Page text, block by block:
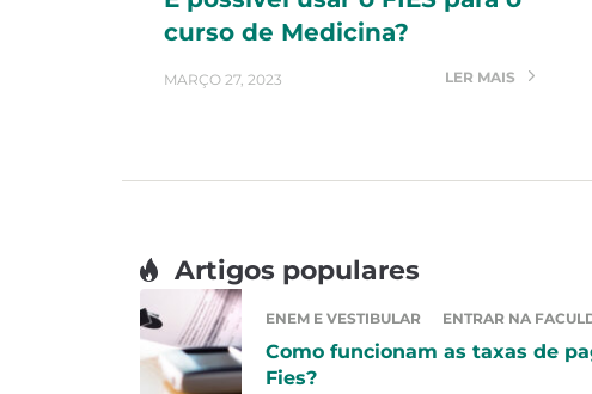
curso de Medicina?
MARÇO 27, 2023 LER MAIS
Artigos populares
ENEM E VESTIBULAR ENTRAR NA
Como funcionam as taxas de
Fies?